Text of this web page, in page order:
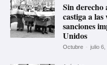
Sin
castiga a
sanciones
Unidos
Octubre - julio 6,